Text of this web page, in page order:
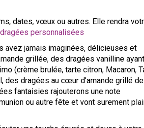
dates, vœux ou autres. Elle rendra
personnalisées
avez jamais imaginées, délicieuses et
grillée, des dragées vanilline
(crème brulée, tarte citron, Macaron,
des dragées au cœur d’amande grillé de
fantaisies rajouterons une note
ou autre fête et vont surement